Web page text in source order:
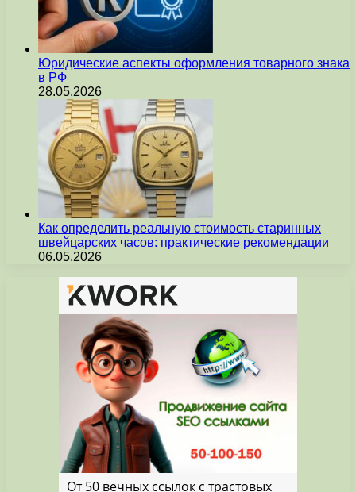
Юридические аспекты оформления товарного знака
в РФ
28.05.2026
Как определить реальную стоимость старинных
швейцарских часов: практические рекомендации
06.05.2026